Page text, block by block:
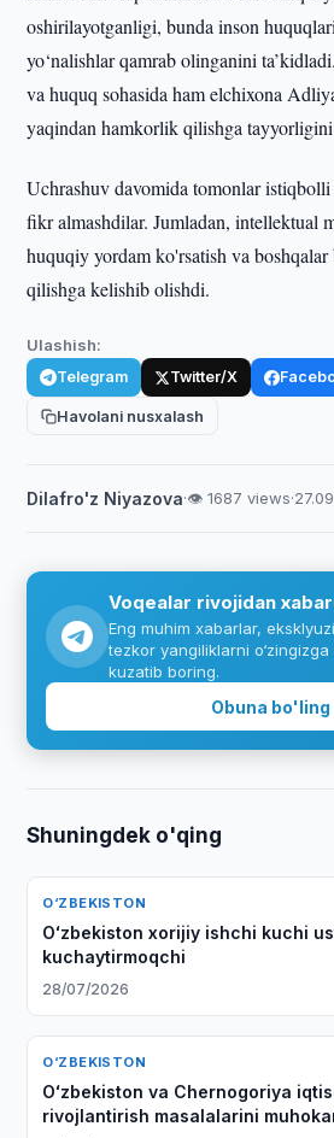
oshirilayotganligi, bunda inson
yo‘nalishlar qamrab olinganini
va huquq sohasida ham elchixona
yaqindan hamkorlik qilishga
Uchrashuv davomida tomonlar istiqbolli
fikr almashdilar. Jumladan, intellektual
huquqiy yordam ko'rsatish va
qilishga kelishib olishdi.
Ulashish:
Telegram Twitter/X
Havolani nusxalash
Dilafro'z Niyazova·👁 1687 views·
Voqealar rivojidan
Eng muhim xabarlar,
tezkor yangiliklarni
kuzatib boring.
Obuna bo'ling
Shuningdek o'qing
O‘ZBEKISTON
Oʻzbekiston xorijiy ishchi kuchi
kuchaytirmoqchi
28/07/2026
O‘ZBEKISTON
Oʻzbekiston va Chernogoriya
rivojlantirish masalalarini